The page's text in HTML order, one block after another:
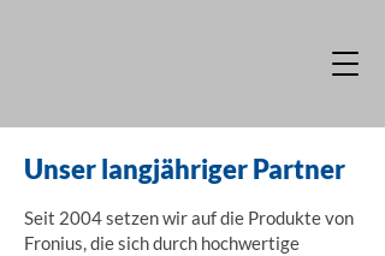
Unser langjähriger Partner
Seit 2004 setzen wir auf die Produkte von
Fronius, die sich durch hochwertige